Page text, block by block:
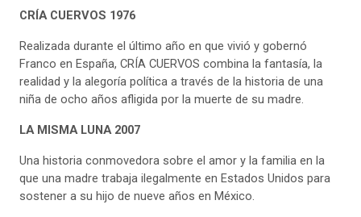
CRÍA CUERVOS 1976
Realizada durante el último año en que vivió y gobernó
Franco en España, CRÍA CUERVOS combina la fantasía, la
realidad y la alegoría política a través de la historia de una
niña de ocho años afligida por la muerte de su madre.
LA MISMA LUNA 2007
Una historia conmovedora sobre el amor y la familia en la
que una madre trabaja ilegalmente en Estados Unidos para
sostener a su hijo de nueve años en México.